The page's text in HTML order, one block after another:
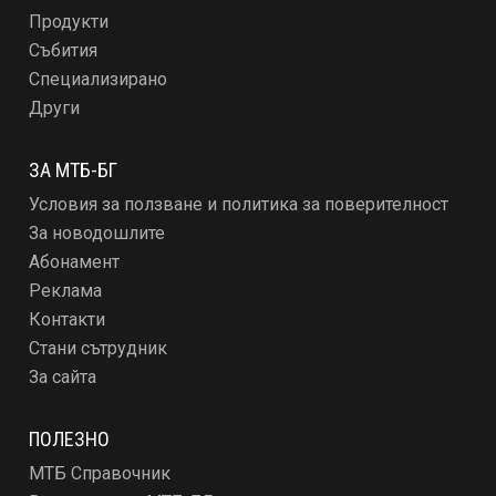
Продукти
Събития
Специализирано
Други
ЗА МТБ-БГ
Условия за ползване и политика за поверителност
За новодошлите
Абонамент
Реклама
Контакти
Стани сътрудник
За сайта
ПОЛЕЗНО
МТБ Справочник